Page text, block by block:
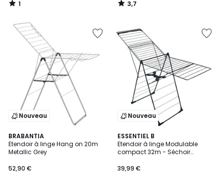
1
/
3,7
/
Nouveau
BRABANTIA
Etendoir à linge Hang on 20m
Metallic Grey
52,90 €
4,9
/ 5
Nouveau
ESSENTIEL B
Etendoir à linge Modulable
compact 32m - Séchoir
39,99 €